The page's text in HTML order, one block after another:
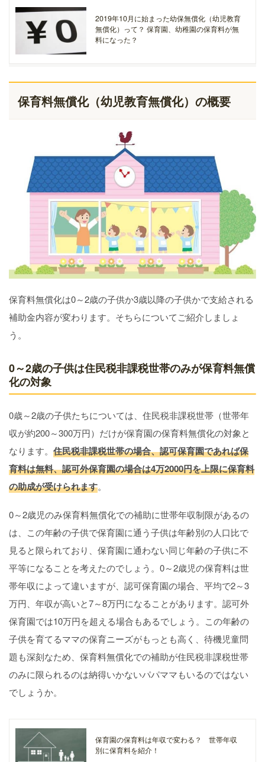
2019年10月に始まった幼保無償化（幼児教育
無償化）って？ 保育園、幼稚園の保育料が無
料になった？
保育料無償化（幼児教育無償化）の概要
保育料無償化は0～2歳の子供か3歳以降の子供かで支給される
補助金内容が変わります。そちらについてご紹介しましょ
う。
0～2歳の子供は住民税非課税世帯のみが保育料無償
化の対象
0歳～2歳の子供たちについては、住民税非課税世帯（世帯年
収が約200～300万円）だけが保育園の保育料無償化の対象と
なります。 住民税非課税世帯の場合、認可保育園であれば保
育料は無料、認可外保育園の場合は4万2000円を上限に保育料
の助成が受けられます。
0～2歳児のみ保育料無償化での補助に世帯年収制限があるの
は、この年齢の子供で保育園に通う子供は年齢別の人口比で
見ると限られており、保育園に通わない同じ年齢の子供に不
平等になることを考えたのでしょう。0～2歳児の保育料は世
帯年収によって違いますが、認可保育園の場合、平均で2～3
万円、年収が高いと7～8万円になることがあります。認可外
保育園では10万円を超える場合もあるでしょう。この年齢の
子供を育てるママの保育ニーズがもっとも高く、待機児童問
題も深刻なため、保育料無償化での補助が住民税非課税世帯
のみに限られるのは納得いかないパパママもいるのではない
でしょうか。
保育園の保育料は年収で変わる？ 世帯年収
別に保育料を紹介！